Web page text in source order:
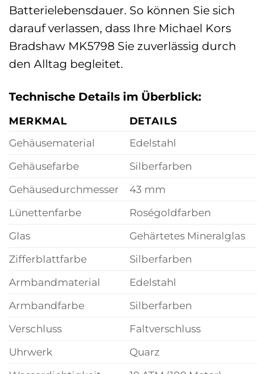
Batterielebensdauer. So können Sie sich
darauf verlassen, dass Ihre Michael Kors
Bradshaw MK5798 Sie zuverlässig durch
den Alltag begleitet.
Technische Details im Überblick:
MERKMAL
DETAILS
Gehäusematerial
Edelstahl
Gehäusefarbe
Silberfarben
Gehäusedurchmesser
43 mm
Lünettenfarbe
Roségoldfarben
Glas
Gehärtetes Mineralglas
Zifferblattfarbe
Silberfarben
Armbandmaterial
Edelstahl
Armbandfarbe
Silberfarben
Verschluss
Faltverschluss
Uhrwerk
Quarz